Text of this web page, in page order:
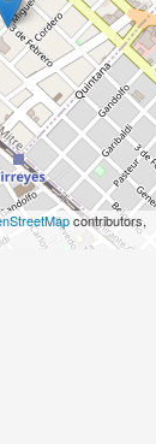
contributors,